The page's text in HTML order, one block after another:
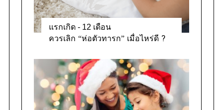
แรกเกิด - 12 เดือน
ควรเลิก “ห่อตัวทารก” เมื่อไหร่ดี ?